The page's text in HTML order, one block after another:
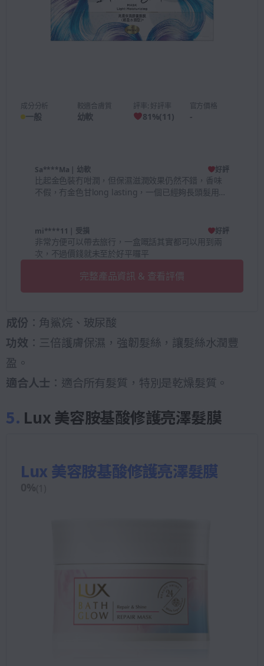
成分分析
一般
較適合膚質
幼軟
評率: 好評率
81 %(11 )
官方價格
-
Sa****Ma | 幼軟 好評
比起金色裝冇咁潤，但保濕滋潤效果仍然不錯，香味
不假，冇金色甘long lasting，一個已經夠長頭髮用，
mi****11 | 受損 好評
非常方便可以帶去旅行，一盒嘅話其實都可以用到兩
次，不過價錢就未至於好平囉平
完整產品資訊 & 查看評價
成份 ：角鯊烷、玻尿酸
功效 ：三倍護膚保濕，強韌髮絲，讓髮絲水潤豐
盈。
適合人士 ：適合所有髮質，特別是乾燥髮質。
5. Lux 美容胺基酸修護亮澤髮膜
Lux 美容胺基酸修護亮澤髮膜